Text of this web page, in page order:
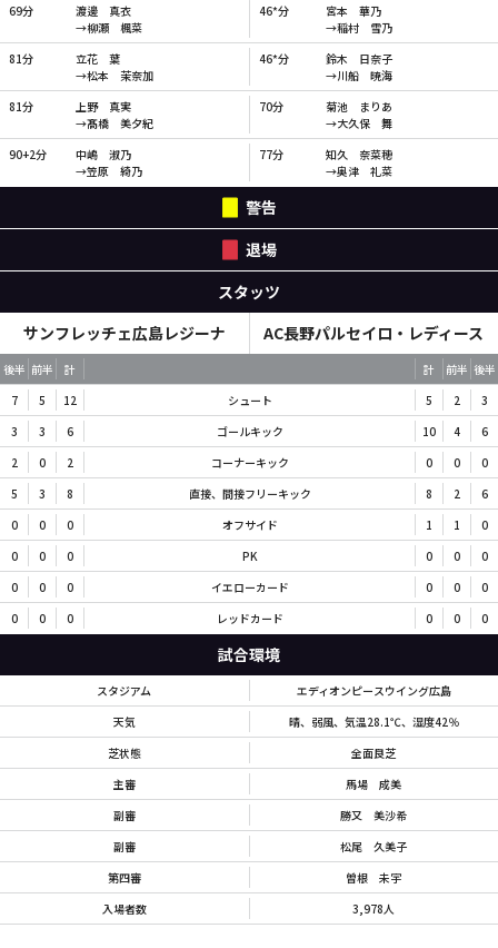
69分
渡邊 真衣
→柳瀬 楓菜
46*分
宮本 華乃
→稲村 雪乃
81分
立花 葉
→松本 茉奈加
46*分
鈴木 日奈子
→川船 暁海
81分
上野 真実
→髙橋 美夕紀
70分
菊池 まりあ
→大久保 舞
90+2分
中嶋 淑乃
→笠原 綺乃
77分
知久 奈菜穂
→奥津 礼菜
警告
退場
スタッツ
サンフレッチェ広島レジーナ
AC長野パルセイロ・レディース
後半 前半 計 計 前半 後半
7
5 12 シュート 5 2
3
3
3 6 ゴールキック 10 4
6
2
0 2 コーナーキック 0 0
0
5
3 8 直接、間接フリーキック 8 2
6
0
0 0 オフサイド 1 1
0
0
0 0 PK 0 0
0
0
0 0 イエローカード 0 0
0
0
0 0 レッドカード 0 0 0
試合環境
スタジアム
エディオンピースウイング広島
天気
晴、弱風、気温28.1℃、湿度42％
芝状態
全面良芝
主審
馬場 成美
副審
勝又 美沙希
副審
松尾 久美子
第四審
曽根 未宇
入場者数
3,978人